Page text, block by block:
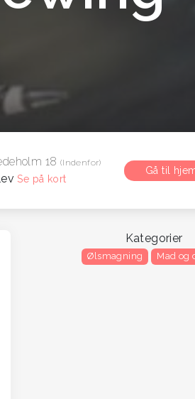
18 (Indenfor)
Se på kort
Gå til
Kategorier
Ølsmagning Mad og